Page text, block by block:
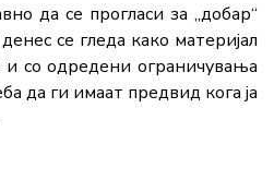
да се прогласи за „добар“
се гледа како материјал
со одредени ограничувања
да ги имаат предвид кога ја